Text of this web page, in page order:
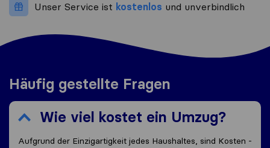
Unser Service ist kostenlos und unverbindlich
Häufig gestellte Fragen
Wie viel kostet ein Umzug?
Aufgrund der Einzigartigkeit jedes Haushaltes, sind Kosten -